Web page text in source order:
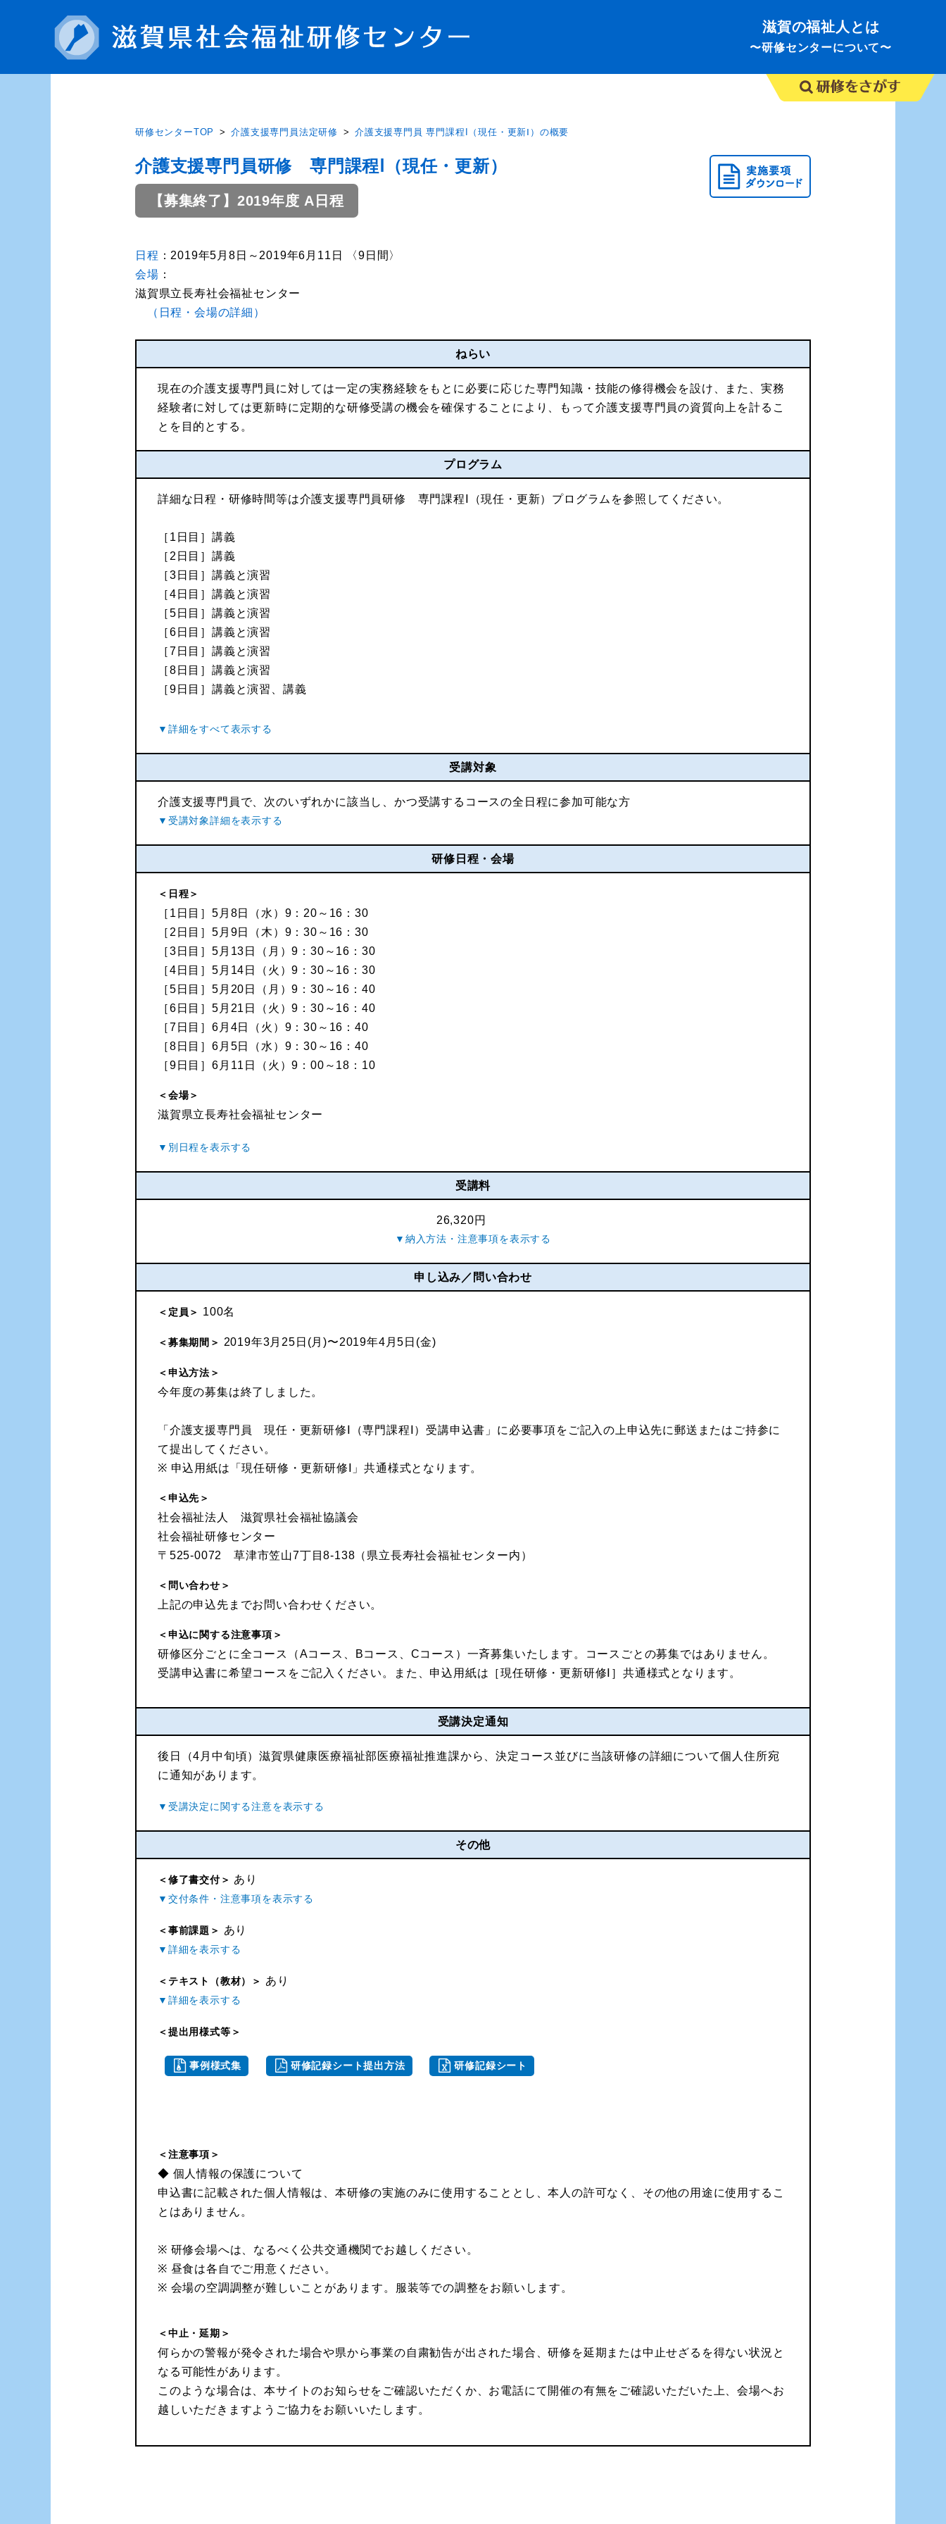
滋賀の福祉人とは
〜研修センターについて〜
研修センターTOP 介護支援専門員法定研修 介護支援専門員 専門課程I（現任・更新Ⅰ）の概要
介護支援専門員研修 専門課程Ⅰ（現任・更新）
【募集終了】2019年度 A日程
日程 ：2019年5月8日～2019年6月11日 〈9日間〉
会場 ：
滋賀県立長寿社会福祉センター
（日程・会場の詳細）
ねらい
現在の介護支援専門員に対しては一定の実務経験をもとに必要に応じた専門知識・技能の修得機会を設け、また、実務
経験者に対しては更新時に定期的な研修受講の機会を確保することにより、もって介護支援専門員の資質向上を計るこ
とを目的とする。
プログラム
詳細な日程・研修時間等は介護支援専門員研修 専門課程Ⅰ（現任・更新）プログラムを参照してください。
［1日目］講義
［2日目］講義
［3日目］講義と演習
［4日目］講義と演習
［5日目］講義と演習
［6日目］講義と演習
［7日目］講義と演習
［8日目］講義と演習
［9日目］講義と演習、講義
受講対象
介護支援専門員で、次のいずれかに該当し、かつ受講するコースの全日程に参加可能な方
研修日程・会場
＜日程＞
［1日目］5月8日（水）9：20～16：30
［2日目］5月9日（木）9：30～16：30
［3日目］5月13日（月）9：30～16：30
［4日目］5月14日（火）9：30～16：30
［5日目］5月20日（月）9：30～16：40
［6日目］5月21日（火）9：30～16：40
［7日目］6月4日（火）9：30～16：40
［8日目］6月5日（水）9：30～16：40
［9日目］6月11日（火）9：00～18：10
＜会場＞
滋賀県立長寿社会福祉センター
受講料
26,320円
申し込み／問い合わせ
＜定員＞ 100名
＜募集期間＞ 2019年3月25日(月)〜2019年4月5日(金)
＜申込方法＞
今年度の募集は終了しました。
「介護支援専門員 現任・更新研修Ⅰ（専門課程Ⅰ）受講申込書」に必要事項をご記入の上申込先に郵送またはご持参に
て提出してください。
※ 申込用紙は「現任研修・更新研修Ⅰ」共通様式となります。
＜申込先＞
社会福祉法人 滋賀県社会福祉協議会
社会福祉研修センター
〒525-0072 草津市笠山7丁目8-138（県立長寿社会福祉センター内）
＜問い合わせ＞
上記の申込先までお問い合わせください。
＜申込に関する注意事項＞
研修区分ごとに全コース（Aコース、Bコース、Cコース）一斉募集いたします。コースごとの募集ではありません。
受講申込書に希望コースをご記入ください。また、申込用紙は［現任研修・更新研修Ⅰ］共通様式となります。
受講決定通知
後日（4月中旬頃）滋賀県健康医療福祉部医療福祉推進課から、決定コース並びに当該研修の詳細について個人住所宛
に通知があります。
その他
＜修了書交付＞ あり
＜事前課題＞ あり
＜テキスト（教材）＞ あり
＜提出用様式等＞
事例様式集 研修記録シート提出方法 研修記録シート
＜注意事項＞
◆ 個人情報の保護について
申込書に記載された個人情報は、本研修の実施のみに使用することとし、本人の許可なく、その他の用途に使用するこ
とはありません。
※ 研修会場へは、なるべく公共交通機関でお越しください。
※ 昼食は各自でご用意ください。
※ 会場の空調調整が難しいことがあります。服装等での調整をお願いします。
＜中止・延期＞
何らかの警報が発令された場合や県から事業の自粛勧告が出された場合、研修を延期または中止せざるを得ない状況と
なる可能性があります。
このような場合は、本サイトのお知らせをご確認いただくか、お電話にて開催の有無をご確認いただいた上、会場へお
越しいただきますようご協力をお願いいたします。